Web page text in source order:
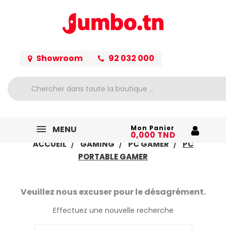
Showroom 92 032 000
MENU Mon Panier
0,000 TND
ACCUEIL
GAMING PC GAMER
PC
PORTABLE GAMER
Veuillez nous excuser pour le désagrément.
Effectuez une nouvelle recherche